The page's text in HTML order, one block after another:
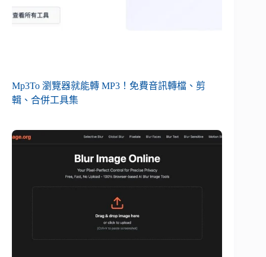
Mp3To 瀏覽器就能轉 MP3！免費音訊轉檔、剪
輯、合併工具集